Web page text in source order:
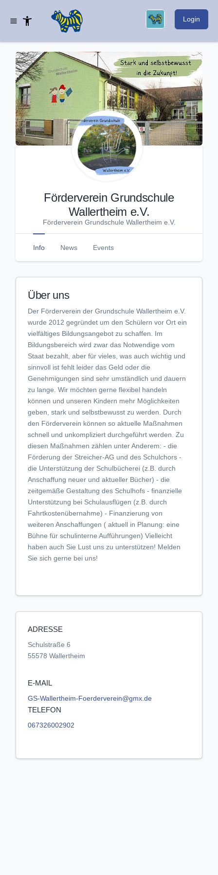
Login
Förderverein Grundschule
Wallertheim e.V.
Förderverein Grundschule Wallertheim e.V.
Info News Events
Über uns
Der Förderverein der Grundschule Wallertheim e.V.
wurde 2012 gegründet um den Schülern vor Ort ein
vielfältiges Bildungsangebot zu schaffen. Im
Bildungsbereich wird zwar das Notwendige vom
Staat bezahlt, aber für vieles, was auch wichtig und
sinnvoll ist fehlt leider das Geld oder die
Genehmigungen sind sehr umständlich und dauern
zu lange. Wir möchten gerne flexibel handeln
können und unseren Kindern mehr Möglichkeiten
geben, stark und selbstbewusst zu werden. Durch
den Förderverein können so aktuelle Maßnahmen
schnell und unkompliziert durchgeführt werden. Zu
diesen Maßnahmen zählen unter Anderem: - die
Förderung der Streicher-AG und des Schulchors -
die Unterstützung der Schulbücherei (z.B. durch
Anschaffung neuer und aktueller Bücher) - die
zeitgemäße Gestaltung des Schulhofs - finanzielle
Unterstützung bei Schulausflügen (z.B. durch
Fahrtkostenübernahme) - Finanzierung von
weiteren Anschaffungen ( aktuell in Planung: eine
Bühne für schulinterne Aufführungen) Vielleicht
haben auch Sie Lust uns zu unterstützen! Melden
Sie sich gerne bei uns!
ADRESSE
Schulstraße 6
55578 Wallertheim
E-MAIL
GS-Wallertheim-Foerderverein@gmx.de
TELEFON
067326002902